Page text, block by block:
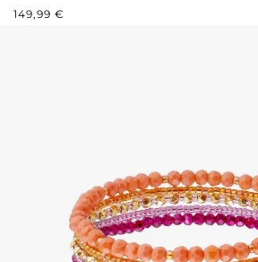
PREZZO NORMALE:
149,99 €